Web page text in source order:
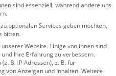
497
sind essenziell, während andere uns
optionalen Services geben möchten,
bitten.
Website. Einige von ihnen sind
Ihre Erfahrung zu verbessern.
B. IP-Adressen), z. B. für
von Anzeigen und Inhalten.Weitere